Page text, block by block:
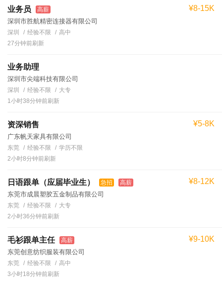
业务员 高薪
深圳市胜航精密连接器有限公司
¥8-15K
深圳 经验不限
高中
27分钟前刷新
业务助理
深圳市尖端科技有限公司
深圳 经验不限
大专
1小时38分钟前刷新
资深销售
广东帆天家具有限公司
¥5-8K
东莞 经验不限
学历不限
2小时8分钟前刷新
日语跟单（应届毕业生） 急招 高薪
东莞市成晨塑胶五金制品有限公司
¥8-12K
东莞 经验不限
大专
2小时36分钟前刷新
毛衫跟单主任 高薪
东莞创意纺织服装有限公司
¥9-10K
东莞 经验不限
高中
3小时18分钟前刷新